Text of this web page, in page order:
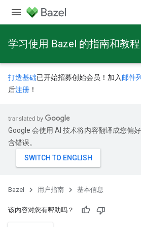
学习使用 Bazel 的指南和教程
打造基础已开始招募创始会员！加入 邮件
后注册 ！
Google 会使用 AI 技术将内容翻译成您偏
含错误。
Bazel 用户指南 基本信息
该内容对您有帮助吗？